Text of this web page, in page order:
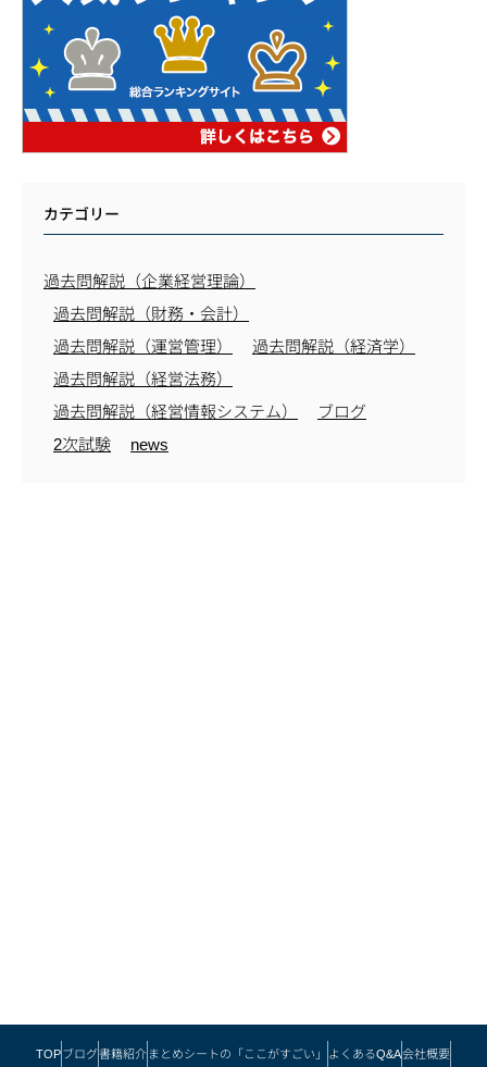
カテゴリー
過去問解説（企業経営理論）
過去問解説（財務・会計）
過去問解説（運営管理）
過去問解説（経済学）
過去問解説（経営法務）
過去問解説（経営情報システム）
ブログ
2次試験
news
TOPブログ書籍紹介 まとめシートの「ここがすごい」 よくあるQ&A会社概要